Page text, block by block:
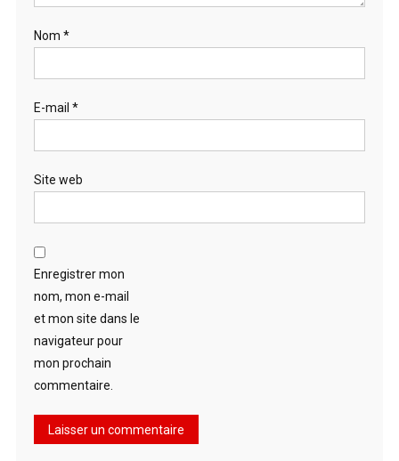
Nom *
E-mail *
Site web
Enregistrer mon
nom, mon e-mail
et mon site dans le
navigateur pour
mon prochain
commentaire.